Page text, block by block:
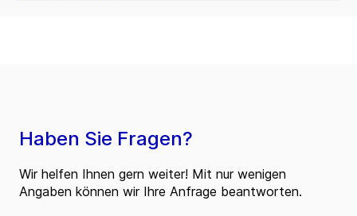
Haben Sie Fragen?
Wir helfen Ihnen gern weiter! Mit nur wenigen
Angaben können wir Ihre Anfrage beantworten.